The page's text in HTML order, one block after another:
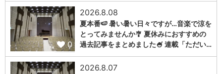
0
2026.8.08
夏本番🍉 暑い暑い日々ですが…音楽で涼を
とってみませんか🎐 夏休みにおすすめの
過去記事をまとめました🍧 連載「ただい…
2026.8.07